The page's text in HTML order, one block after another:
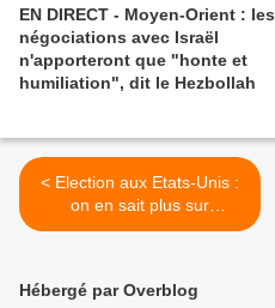
EN DIRECT - Moyen-Orient : les
négociations avec Israël
n'apporteront que "honte et
humiliation", dit le Hezbollah
< Election aux Etats-Unis :
on en sait plus sur
l'entreprise de
Hébergé par Overblog